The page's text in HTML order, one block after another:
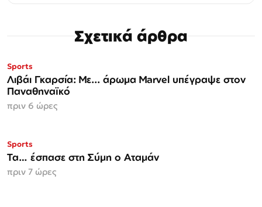
Σχετικά άρθρα
Sports
Λιβάι Γκαρσία: Με... άρωμα Marvel υπέγραψε στον
Παναθηναϊκό
πριν 6 ώρες
Sports
Τα… έσπασε στη Σύμη ο Αταμάν
πριν 7 ώρες